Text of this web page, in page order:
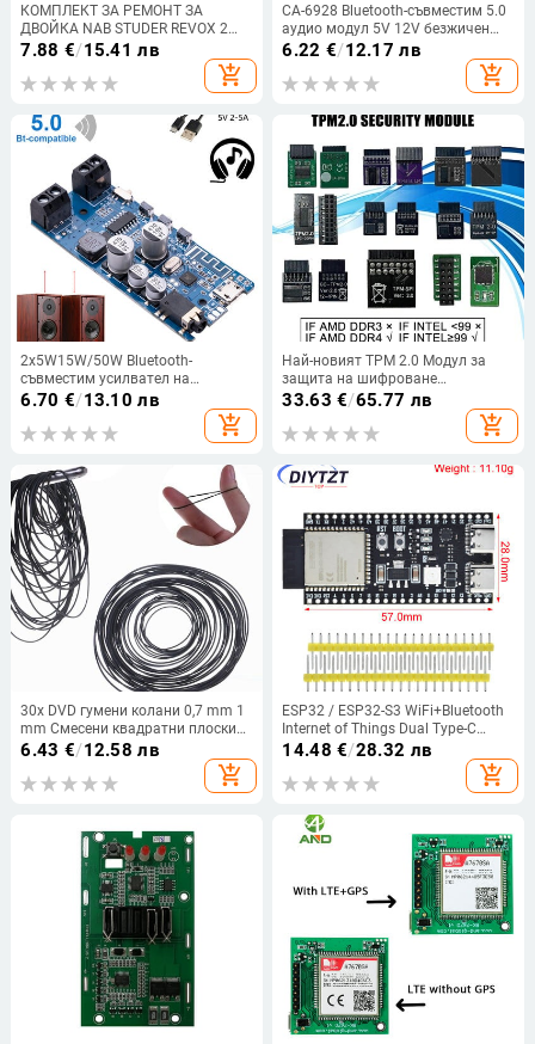
КОМПЛЕКТ ЗА РЕМОНТ ЗА
ДВОЙКА NAB STUDER REVOX 2
въртящи моменти (о-пръстен) + 6
7.88 €/15.41 лв
add_shopping_cart
CA-6928 Bluetooth-съвместим 5.0
аудио модул 5V 12V безжичен
музикален плейър
високоговорител приемник
модифицирана усилвателна
6.22 €/12.17 лв
add_shopping_cart
2x5W15W/50W Bluetooth-
съвместим усилвател на
мощност 90DB аудио стерео
безжичен музикален плейър
звукова карта AMP платка
6.70 €/13.10 лв
add_shopping_cart
Най-новият TPM 2.0 Модул за
защита на шифроване
Дистанционна карта Поддържа
версия 2.0 12 14 18 Поддръжка
на 20-1 пина Мултимаркова
33.63 €/65.77 лв
add_shopping_cart
30x DVD гумени колани 0,7 mm 1
mm Смесени квадратни плоски
ленти за касетофон
6.43 €/12.58 лв
add_shopping_cart
ESP32 / ESP32-S3 WiFi+Bluetooth
Internet of Things Dual Type-C
Development Board Core Board
ESP32-S3-DevKit C N16R8 за
Arduino
14.48 €/28.32 лв
add_shopping_cart